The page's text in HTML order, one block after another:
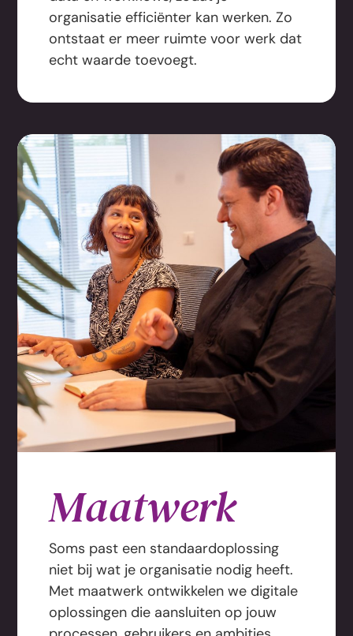
organisatie efficiënter kan werken. Zo
ontstaat er meer ruimte voor werk dat
echt waarde toevoegt.
Maatwerk
Soms past een standaardoplossing
niet bij wat je organisatie nodig heeft.
Met maatwerk ontwikkelen we digitale
oplossingen die aansluiten op jouw